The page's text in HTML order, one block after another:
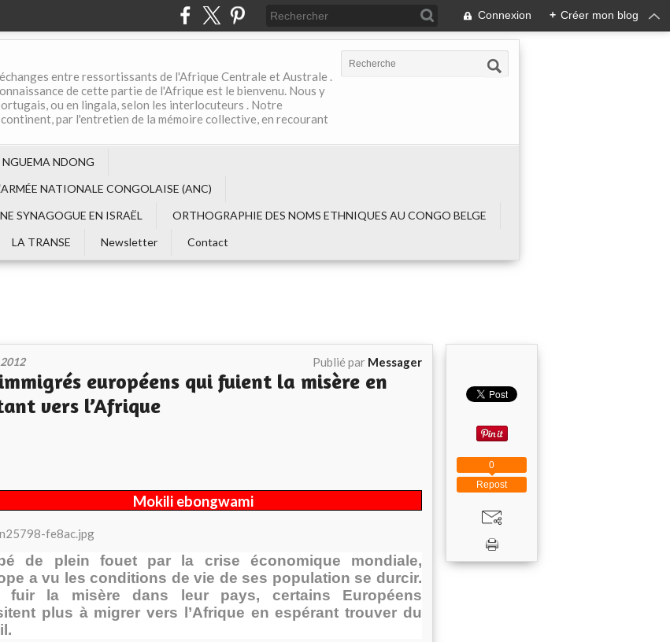
Connexion + Créer mon blog
entre ressortissants de l'Afrique Centrale et Australe .
de cette partie de l'Afrique est le bienvenu. Nous y
ou en lingala, selon les interlocuteurs . Notre
par l'entretien de la mémoire collective, en recourant
NDONG
NATIONALE CONGOLAISE (ANC)
SYNAGOGUE EN ISRAËL
ORTHOGRAPHIE DES NOMS ETHNIQUES AU CONGO BELGE
LA TRANSE Newsletter Contact
Publié par Messager
immigrés européens qui fuient la misère en
vers l’Afrique
Mokili ebongwami
de plein fouet par la crise économique mondiale,
a vu les conditions de vie de ses population se durcir.
fuir la misère dans leur pays, certains Européens
plus à migrer vers l’Afrique en espérant trouver du
Repost
0